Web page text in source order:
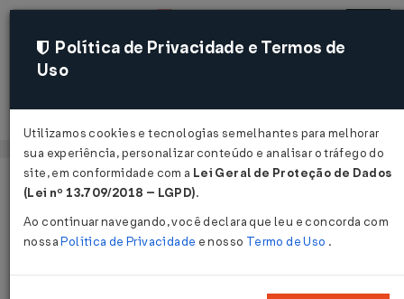
Acessar
Página Inicial
Notícias
resíduos da cana-de-açúcar...
Voltar
Política de Privacidade e Termos de
Uso
Utilizamos cookies e tecnologias semelhantes para melhorar
sua experiência, personalizar conteúdo e analisar o tráfego do
site, em conformidade com a Lei Geral de Proteção de Dados
(Lei nº 13.709/2018 – LGPD).
Ao continuar navegando, você declara que leu e concorda com
nossaPolítica de Privacidade e nosso Termo de Uso .